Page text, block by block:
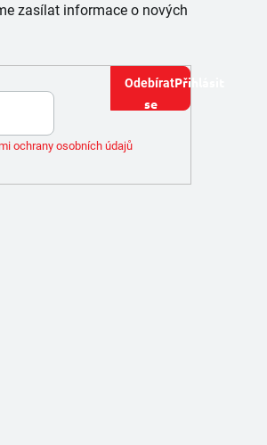
zasílat informace o nových
ochrany osobních údajů
Přihlásit
se